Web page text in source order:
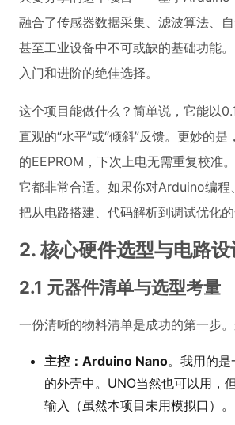
融合了传感器数据采集、滤波算法、
甚至工业设备中不可或缺的基础功能
入门和进阶的绝佳选择。
这个项目能做什么？简单说，它能以
直观的“水平”或“倾斜”反馈。更妙的
的EEPROM，下次上电无需重复校准
它都非常合适。如果你对Arduino编
把从电路搭建、代码解析到调试优化
2. 核心硬件选型与电路
2.1 元器件清单与选型考量
一份清晰的物料清单是成功的第一步
主控：Arduino Nano。我用的
的外壳中。UNO当然也可以用，
输入（虽然本项目未用模拟口）。